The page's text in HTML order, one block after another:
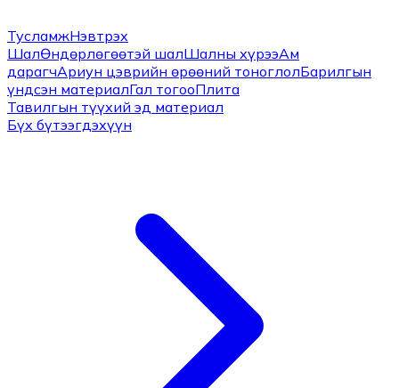
ТусламжНэвтрэх
ШалӨндөрлөгөөтэй шалШалны хүрээАм
дарагчАриун цэврийн өрөөний тоноглолБарилгын
үндсэн материалГал тогооПлита
Тавилгын түүхий эд материал
Бүх бүтээгдэхүүн